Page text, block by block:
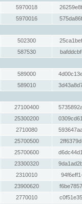
5970018
5970016
502300
587530
589000
589010
27100400
25300200
2710080
25700500
25700600
23300320
2310010
23900620
2770010